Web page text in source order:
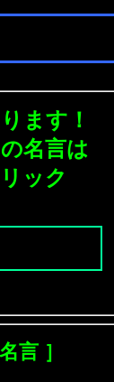
ます！
名言は
ック
言 ］